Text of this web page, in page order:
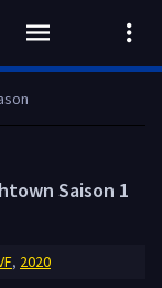
Saison 1
, 2020